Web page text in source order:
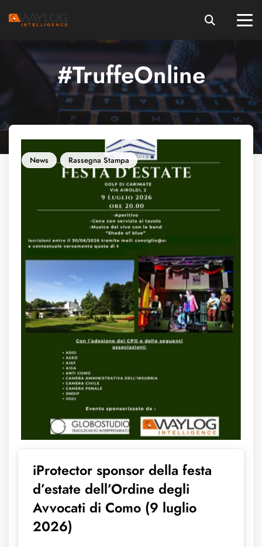
#TruffeOnline
News Rassegna Stampa
iProtector sponsor della festa
d’estate dell’Ordine degli
Avvocati di Como (9 luglio
2026)